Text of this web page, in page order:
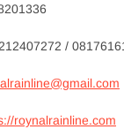
/
roynalrainline.com